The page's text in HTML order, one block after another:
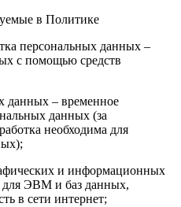
в Политике
персональных данных –
с помощью средств
данных – временное
данных (за
необходима для
и информационных
для ЭВМ и баз данных,
в сети интернет;